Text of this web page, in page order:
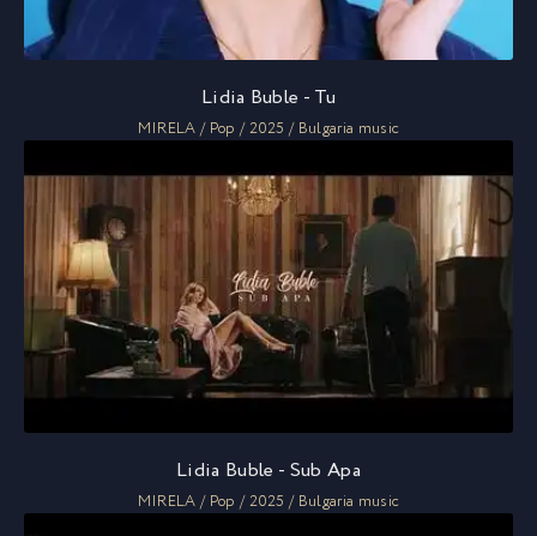
Lidia Buble - Tu
MIRELA / Pop / 2025 / Bulgaria music
Lidia Buble - Sub Apa
MIRELA / Pop / 2025 / Bulgaria music